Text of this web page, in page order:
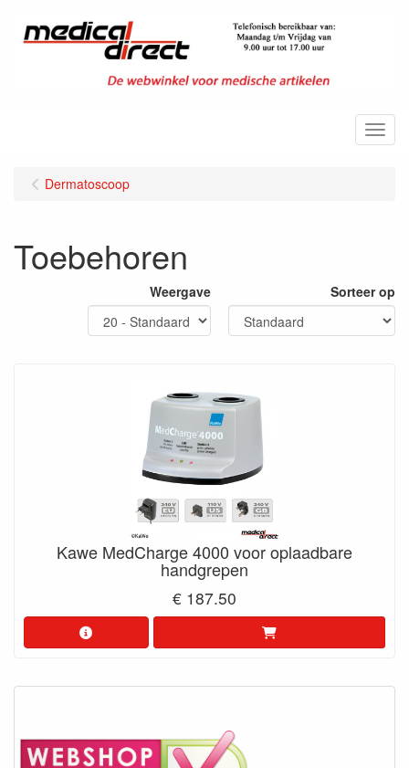
Menu
Dermatoscoop
Toebehoren
Weergave Sorteer op
Kawe MedCharge 4000 voor oplaadbare
handgrepen
€ 187.50